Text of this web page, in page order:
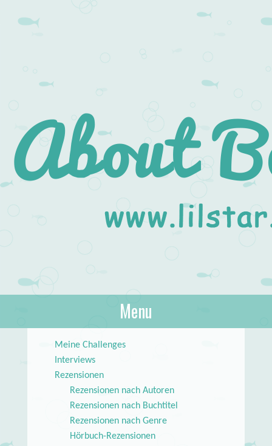
About Books
lilstar.de
Menu
Meine Challenges
Interviews
Rezensionen
Rezensionen nach Autoren
Rezensionen nach Buchtitel
Rezensionen nach Genre
Hörbuch-Rezensionen